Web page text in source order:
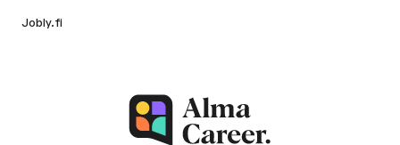
Jobly.fi